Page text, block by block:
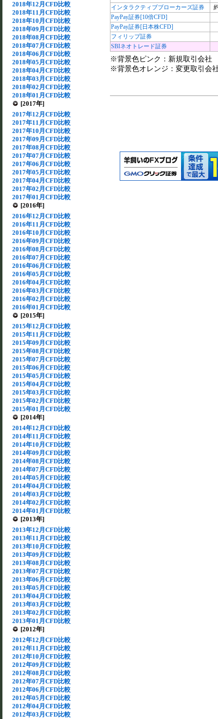
2018年12月CFD比較
2018年11月CFD比較
2018年10月CFD比較
2018年09月CFD比較
2018年08月CFD比較
2018年07月CFD比較
2018年06月CFD比較
2018年05月CFD比較
2018年04月CFD比較
2018年03月CFD比較
2018年02月CFD比較
2018年01月CFD比較
[2017年]
2017年12月CFD比較
2017年11月CFD比較
2017年10月CFD比較
2017年09月CFD比較
2017年08月CFD比較
2017年07月CFD比較
2017年06月CFD比較
2017年05月CFD比較
2017年04月CFD比較
2017年02月CFD比較
2017年01月CFD比較
[2016年]
2016年12月CFD比較
2016年11月CFD比較
2016年10月CFD比較
2016年09月CFD比較
2016年08月CFD比較
2016年07月CFD比較
2016年06月CFD比較
2016年05月CFD比較
2016年04月CFD比較
2016年03月CFD比較
2016年02月CFD比較
2016年01月CFD比較
[2015年]
2015年12月CFD比較
2015年11月CFD比較
2015年09月CFD比較
2015年08月CFD比較
2015年07月CFD比較
2015年06月CFD比較
2015年05月CFD比較
2015年04月CFD比較
2015年03月CFD比較
2015年02月CFD比較
2015年01月CFD比較
[2014年]
2014年12月CFD比較
2014年11月CFD比較
2014年10月CFD比較
2014年09月CFD比較
2014年08月CFD比較
2014年07月CFD比較
2014年05月CFD比較
2014年04月CFD比較
2014年03月CFD比較
2014年02月CFD比較
2014年01月CFD比較
[2013年]
2013年12月CFD比較
2013年11月CFD比較
2013年10月CFD比較
2013年09月CFD比較
2013年08月CFD比較
2013年07月CFD比較
2013年06月CFD比較
2013年05月CFD比較
2013年04月CFD比較
2013年03月CFD比較
2013年02月CFD比較
2013年01月CFD比較
[2012年]
2012年12月CFD比較
2012年11月CFD比較
2012年10月CFD比較
2012年09月CFD比較
2012年08月CFD比較
2012年07月CFD比較
2012年06月CFD比較
2012年05月CFD比較
2012年04月CFD比較
2012年03月CFD比較
インタラクティブブローカーズ証券
PayPay証券[10倍CFD]
PayPay証券[日本株CFD]
フィリップ証券
SBIネオトレード証券
※背景色ピンク：新規取引会社
※背景色オレンジ：変更取引会